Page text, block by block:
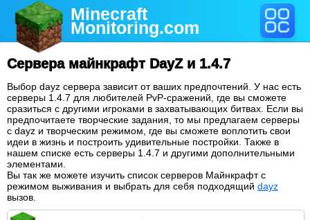
Minecraft
Monitoring.com
Сервера майнкрафт DayZ и 1.4.7
Выбор dayz сервера зависит от ваших предпочтений. У нас есть
серверы 1.4.7 для любителей PvP-сражений, где вы сможете
сразиться с другими игроками в захватывающих битвах. Если вы
предпочитаете творческие задания, то мы предлагаем серверы
с dayz и творческим режимом, где вы сможете воплотить свои
идеи в жизнь и построить удивительные постройки. Также в
нашем списке есть серверы 1.4.7 и другими дополнительными
элементами.
Вы так же можете изучить список серверов Майнкрафт с
режимом выживания и выбрать для себя подходящий dayz
вызов.